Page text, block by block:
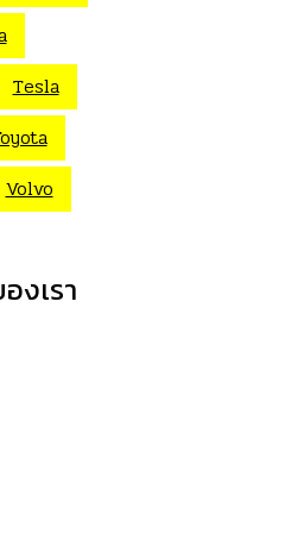
Tesla
Volvo
งเรา